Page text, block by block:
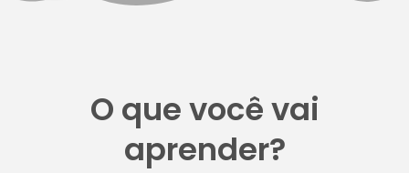
O que você vai
aprender?